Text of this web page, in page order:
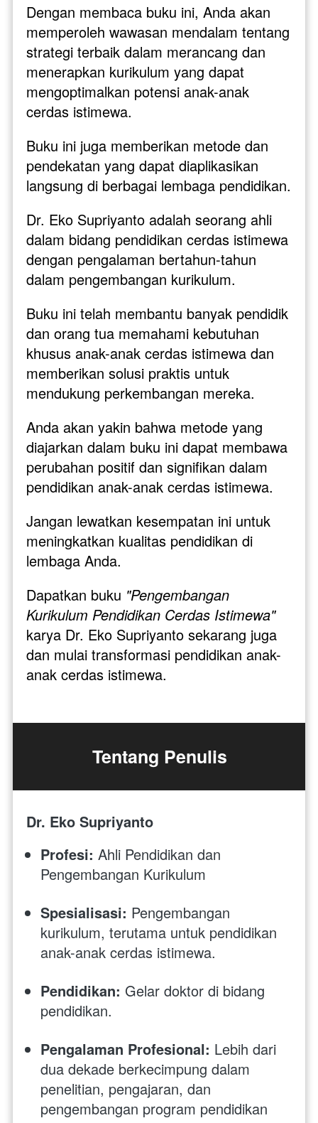
Dengan membaca buku ini, Anda akan
memperoleh wawasan mendalam tentang
strategi terbaik dalam merancang dan
menerapkan kurikulum yang dapat
mengoptimalkan potensi anak-anak
cerdas istimewa.
Buku ini juga memberikan metode dan
pendekatan yang dapat diaplikasikan
langsung di berbagai lembaga pendidikan.
Dr. Eko Supriyanto adalah seorang ahli
dalam bidang pendidikan cerdas istimewa
dengan pengalaman bertahun-tahun
dalam pengembangan kurikulum.
Buku ini telah membantu banyak pendidik
dan orang tua memahami kebutuhan
khusus anak-anak cerdas istimewa dan
memberikan solusi praktis untuk
mendukung perkembangan mereka.
Anda akan yakin bahwa metode yang
diajarkan dalam buku ini dapat membawa
perubahan positif dan signifikan dalam
pendidikan anak-anak cerdas istimewa.
Jangan lewatkan kesempatan ini untuk
meningkatkan kualitas pendidikan di
lembaga Anda.
Dapatkan buku "Pengembangan
Kurikulum Pendidikan Cerdas Istimewa"
karya Dr. Eko Supriyanto sekarang juga
dan mulai transformasi pendidikan anak-
anak cerdas istimewa.
Tentang Penulis
Dr. Eko Supriyanto
Profesi: Ahli Pendidikan dan
Pengembangan Kurikulum
Spesialisasi: Pengembangan
kurikulum, terutama untuk pendidikan
anak-anak cerdas istimewa.
Pendidikan: Gelar doktor di bidang
pendidikan.
Pengalaman Profesional: Lebih dari
dua dekade berkecimpung dalam
penelitian, pengajaran, dan
pengembangan program pendidikan